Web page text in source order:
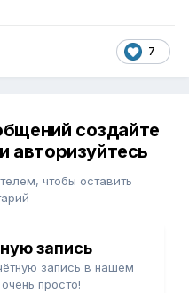
7
создайте
авторизуйтесь
чтобы оставить
запись
запись в нашем
просто!